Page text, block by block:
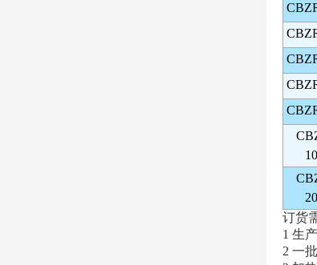
CB
CB
CB
CB
CB
CB
CB
订货
1 生
2 一